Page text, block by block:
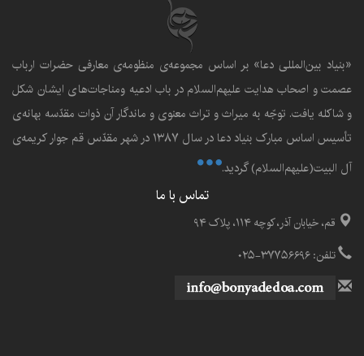
«بنياد بين‌المللى دعا» بر اساس مجموعه‌ی منظومه‌ی معارفى حضرات ارباب
عصمت و اصحاب هدايت عليهم‌السلام در باب ادعيه ومناجات‌هاى ايشان شکل
و شاکله يافت. توجّه به ميراث و تراث معنوى و ماندگار آن ذوات مقدّسه بهانه‌ى
تأسيس اساس مبارک بنياد دعا در سال ۱۳۸۷ در شهر مقدّس قم جوار کريمه‌ی
آل البيت(علیهم‌السلام) گرديد.
تماس با ما
قم، خیابان آذر، کوچه ۱۱۴، پلاک ۹۴
تلفن: ۳۷۷۵۶۶۹۶-۰۲۵